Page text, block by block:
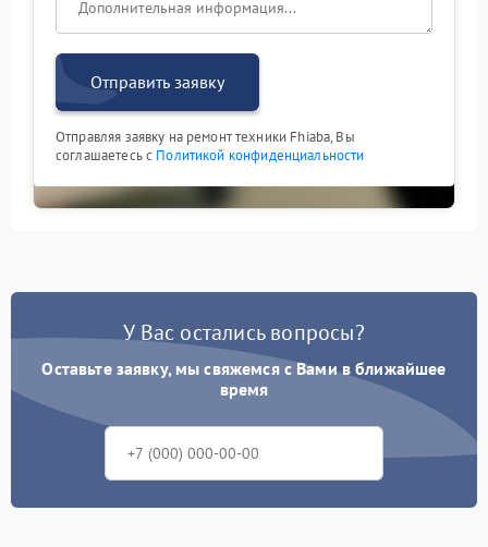
Отправить заявку
Отправляя заявку на ремонт техники Fhiaba, Вы
соглашаетесь с Политикой конфиденциальности
У Вас остались вопросы?
Оставьте заявку, мы свяжемся с Вами в ближайшее
время